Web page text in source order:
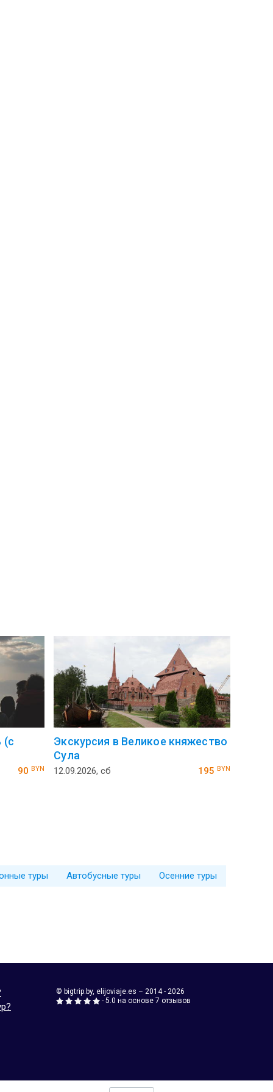
(с
90BYN
Экскурсия в Великое княжество
Сула
12.09.2026, сб 195 BYN
туры Автобусные туры
Осенние туры
© bigtrip.by, elijoviaje.es – 2014 - 2026
- 5.0 на основе 7 отзывов